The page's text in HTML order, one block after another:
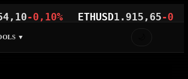
0,10% ETHUSD1.915,65-0,01%
▼